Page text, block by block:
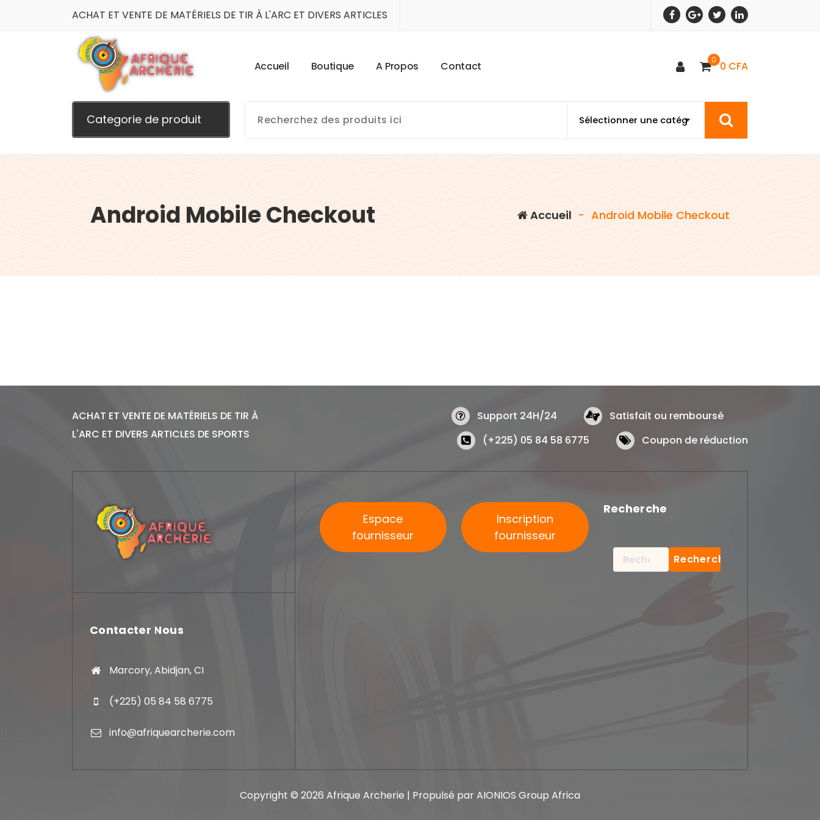
ACHAT ET VENTE DE MATÉRIELS DE TIR À L'ARC ET DIVERS ARTICLES
La boutique du tir à l'arc
Accueil Boutique A Propos Contact 0 0 CFA
Categorie de produit
Android Mobile Checkout Accueil - Android Mobile Checkout
ACHAT ET VENTE DE MATÉRIELS DE TIR À
L'ARC ET DIVERS ARTICLES DE SPORTS
Support 24H/24
Satisfait ou remboursé
(+225) 05 84 58 6775
Coupon de réduction
Contacter Nous
Marcory, Abidjan, CI
(+225) 05 84 58 6775
info@afriquearcherie.com
Espace
fournisseur
Inscription
fournisseur
Recherche
Rechercher :
Copyright © 2026 Afrique Archerie | Propulsé par AIONIOS Group Africa